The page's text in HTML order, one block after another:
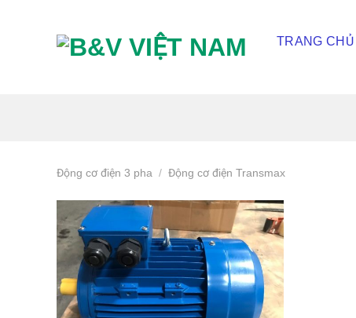
TRANG CHỦ
Động cơ điện 3 pha / Động cơ điện Transmax